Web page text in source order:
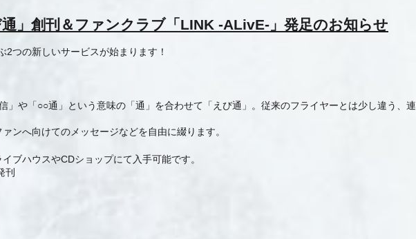
」創刊＆ファンクラブ「LINK -ALivE-」発足のお知らせ
つの新しいサービスが始まります！
」や「○○通」という意味の「通」を合わせて「えび通」。従来のフライヤーとは少し違う、連
ンへ向けてのメッセージなどを自由に綴ります。
ブハウスやCDショップにて入手可能です。
刊